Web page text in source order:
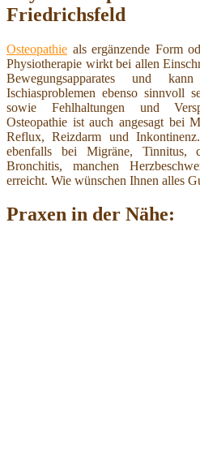
Friedrichsfeld
Osteopathie als ergänzende Form
Physiotherapie wirkt bei allen
Bewegungsapparates und
Ischiasproblemen ebenso sinnvoll
sowie Fehlhaltungen und
Osteopathie ist auch angesagt bei
Reflux, Reizdarm und
ebenfalls bei Migräne, Tinnitus,
Bronchitis, manchen
erreicht. Wie wünschen Ihnen alles
Praxen in der Nähe: